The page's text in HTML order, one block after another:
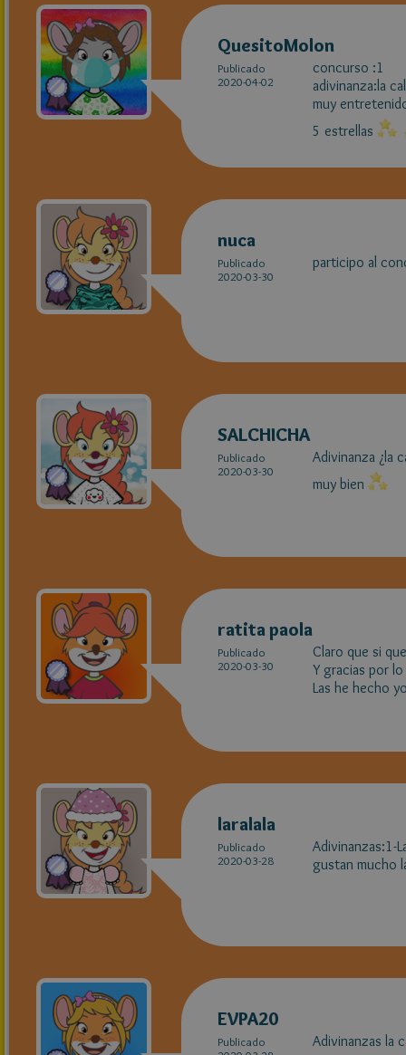
QuesitoMolon
Publicado
2020-04-02
concurso :1
adivinanza:la
muy
5 estrellas
nuca
Publicado
2020-03-30
participo al
SALCHICHA
Publicado
2020-03-30
Adivinanza ¿la
muy bien
ratita paola
Publicado
2020-03-30
Claro que si
Y gracias por
Las he hecho
laralala
Publicado
2020-03-28
Adivinanzas:1-
gustan mucho
EVPA20
Publicado
Adivinanzas la